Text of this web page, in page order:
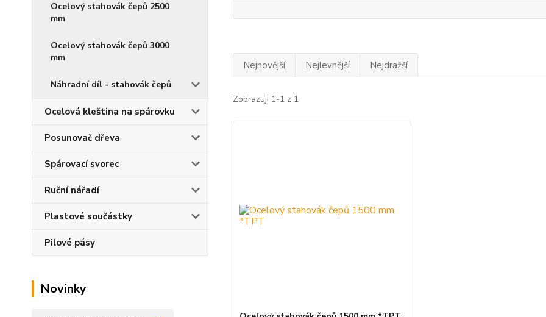
Ocelový stahovák čepů 2500
mm
Ocelový stahovák čepů 3000
mm
Náhradní díl - stahovák čepů
Ocelová kleština na spárovku
Posunovač dřeva
Spárovací svorec
Ruční nářadí
Plastové součástky
Pilové pásy
Novinky
Nejnovější Nejlevnější Nejdražší
Zobrazuji 1-1 z 1